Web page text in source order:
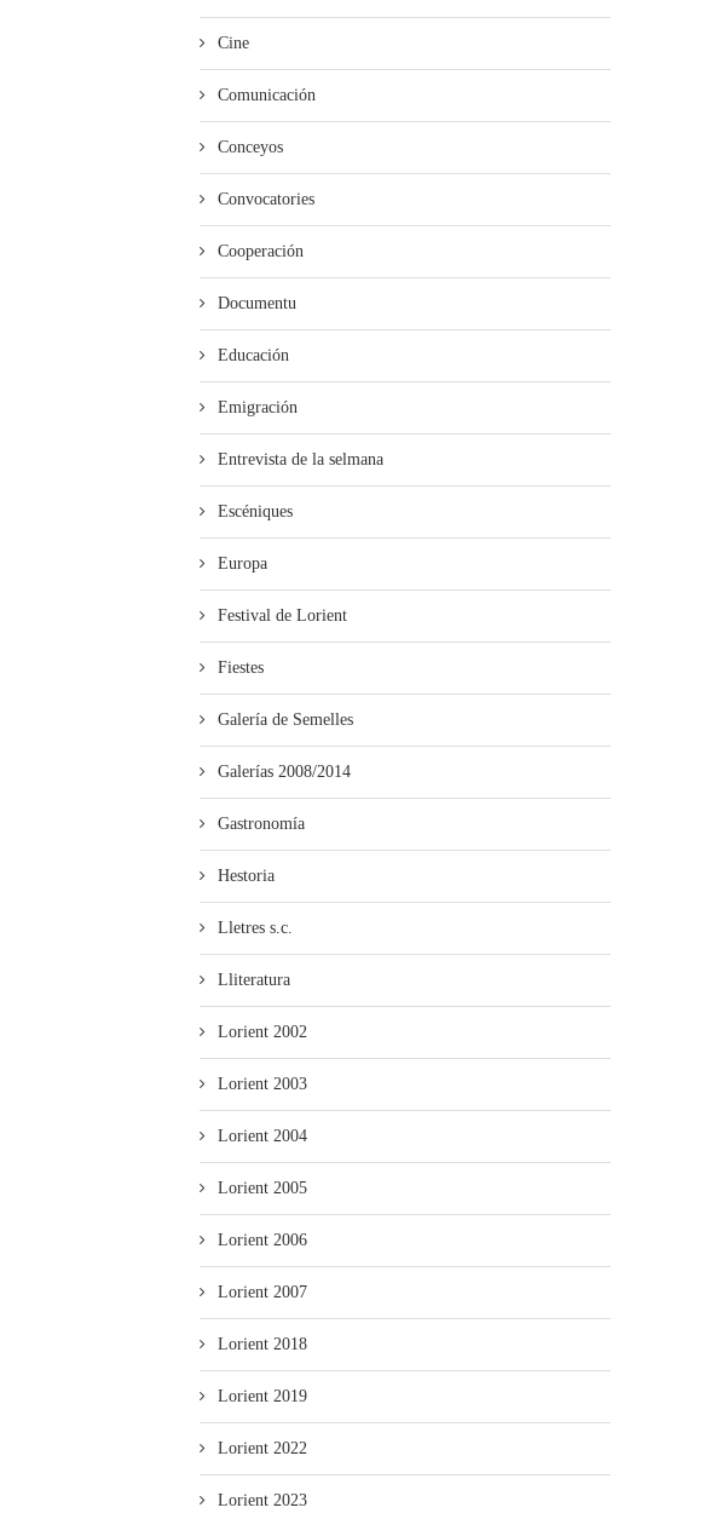
Cine
Comunicación
Conceyos
Convocatories
Cooperación
Documentu
Educación
Emigración
Entrevista de la selmana
Escéniques
Europa
Festival de Lorient
Fiestes
Galería de Semelles
Galerías 2008/2014
Gastronomía
Hestoria
Lletres s.c.
Lliteratura
Lorient 2002
Lorient 2003
Lorient 2004
Lorient 2005
Lorient 2006
Lorient 2007
Lorient 2018
Lorient 2019
Lorient 2022
Lorient 2023